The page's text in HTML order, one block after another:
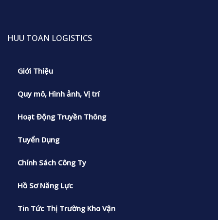
HUU TOAN LOGISTICS
Giới Thiệu
Quy mô, Hình ảnh, Vị trí
Hoạt Động Truyền Thông
Tuyển Dụng
Chính Sách Công Ty
Hồ Sơ Năng Lực
Tin Tức Thị Trường Kho Vận